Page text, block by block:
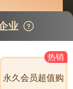
业
热销
永久会员超值购